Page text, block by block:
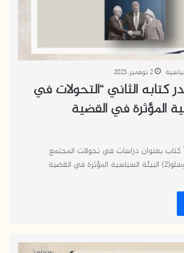
2 نوفمبر، 2023
كتابه الثاني “التحولات في
المؤثرة في القضية
كتاب بعنوان دراسات في تحولات المجتمع
الفلسطيني ما بعد أوسلو(2) البيئة السياسية المؤثرة في القضية